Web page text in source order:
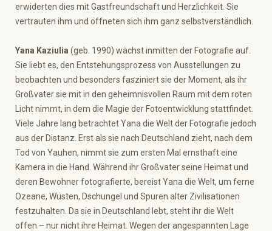
erwiderten dies mit Gastfreundschaft und Herzlichkeit. Sie
vertrauten ihm und öffneten sich ihm ganz selbstverständlich.
Yana Kaziulia (geb. 1990) wächst inmitten der Fotografie auf.
Sie liebt es, den Entstehungsprozess von Ausstellungen zu
beobachten und besonders fasziniert sie der Moment, als ihr
Großvater sie mit in den geheimnisvollen Raum mit dem roten
Licht nimmt, in dem die Magie der Fotoentwicklung stattfindet.
Viele Jahre lang betrachtet Yana die Welt der Fotografie jedoch
aus der Distanz. Erst als sie nach Deutschland zieht, nach dem
Tod von Yauhen, nimmt sie zum ersten Mal ernsthaft eine
Kamera in die Hand. Während ihr Großvater seine Heimat und
deren Bewohner fotografierte, bereist Yana die Welt, um ferne
Ozeane, Wüsten, Dschungel und Spuren alter Zivilisationen
festzuhalten. Da sie in Deutschland lebt, steht ihr die Welt
offen – nur nicht ihre Heimat. Wegen der angespannten Lage